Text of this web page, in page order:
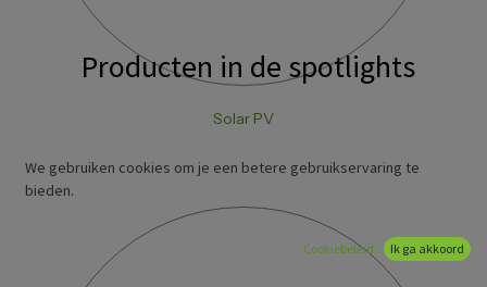
Solar PV
Producten in de spotlights
We gebruiken cookies om je een betere gebruikservaring te
bieden.
Cookiebeleid Ik ga akkoord